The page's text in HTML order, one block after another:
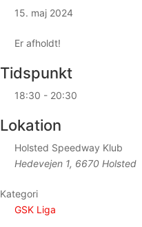
15. maj 2024
Er afholdt!
Tidspunkt
18:30 - 20:30
Lokation
Holsted Speedway Klub
Hedevejen 1, 6670 Holsted
Kategori
GSK Liga